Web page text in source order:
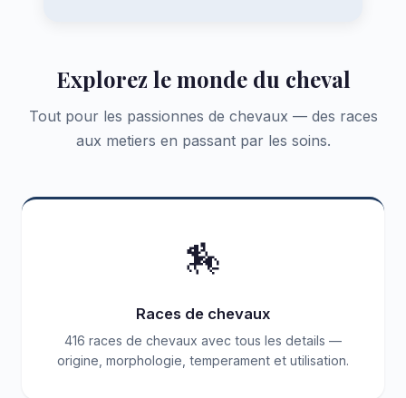
Explorez le monde du cheval
Tout pour les passionnes de chevaux — des races
aux metiers en passant par les soins.
🏇
Races de chevaux
416 races de chevaux avec tous les details —
origine, morphologie, temperament et utilisation.